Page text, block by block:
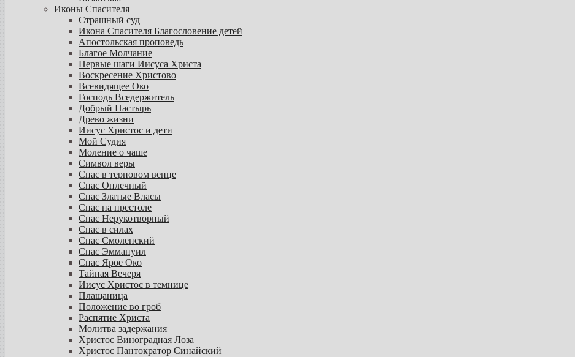
Иконы Спасителя
Страшный суд
Икона Спасителя Благословение детей
Апостольская проповедь
Благое Молчание
Первые шаги Иисуса Христа
Воскресение Христово
Всевидящее Око
Господь Вседержитель
Добрый Пастырь
Древо жизни
Иисус Христос и дети
Мой Судия
Моление о чаше
Символ веры
Спас в терновом венце
Спас Оплечный
Спас Златые Власы
Спас на престоле
Спас Нерукотворный
Спас в силах
Спас Смоленский
Спас Эммануил
Спас Ярое Око
Тайная Вечеря
Иисус Христос в темнице
Плащаница
Положение во гроб
Распятие Христа
Молитва задержания
Христос Виноградная Лоза
Христос Пантократор Синайский